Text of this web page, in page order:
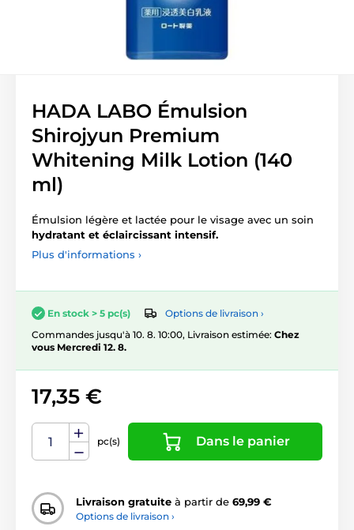
HADA LABO Émulsion
Shirojyun Premium
Whitening Milk Lotion (140
ml)
Émulsion légère et lactée pour le visage avec un soin
hydratant et éclaircissant intensif.
Plus d'informations ›
En stock > 5 pc(s)
Options de livraison ›
Commandes jusqu'à 10. 8. 10:00, Livraison estimée: Chez
vous Mercredi 12. 8.
17,35 €
pc(s) Dans le panier
Livraison gratuite à partir de 69,99 €
Options de livraison ›